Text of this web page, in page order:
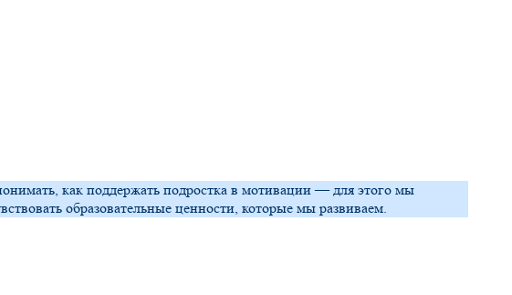
как поддержать подростка в мотивации — для этого мы
образовательные ценности, которые мы развиваем.